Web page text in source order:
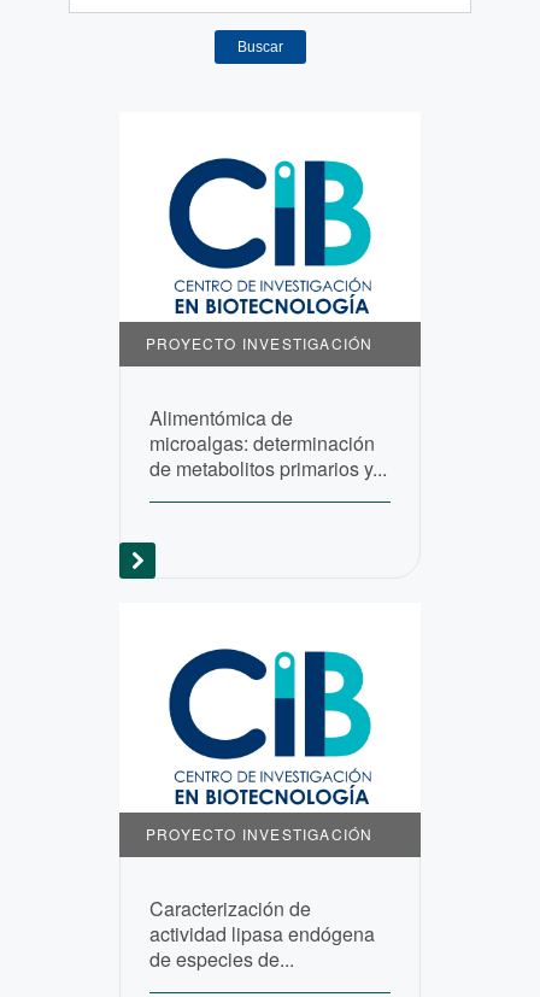
Buscar
PROYECTO INVESTIGACIÓN
Alimentómica de
microalgas: determinación
de metabolitos primarios y...
PROYECTO INVESTIGACIÓN
Caracterización de
actividad lipasa endógena
de especies de...